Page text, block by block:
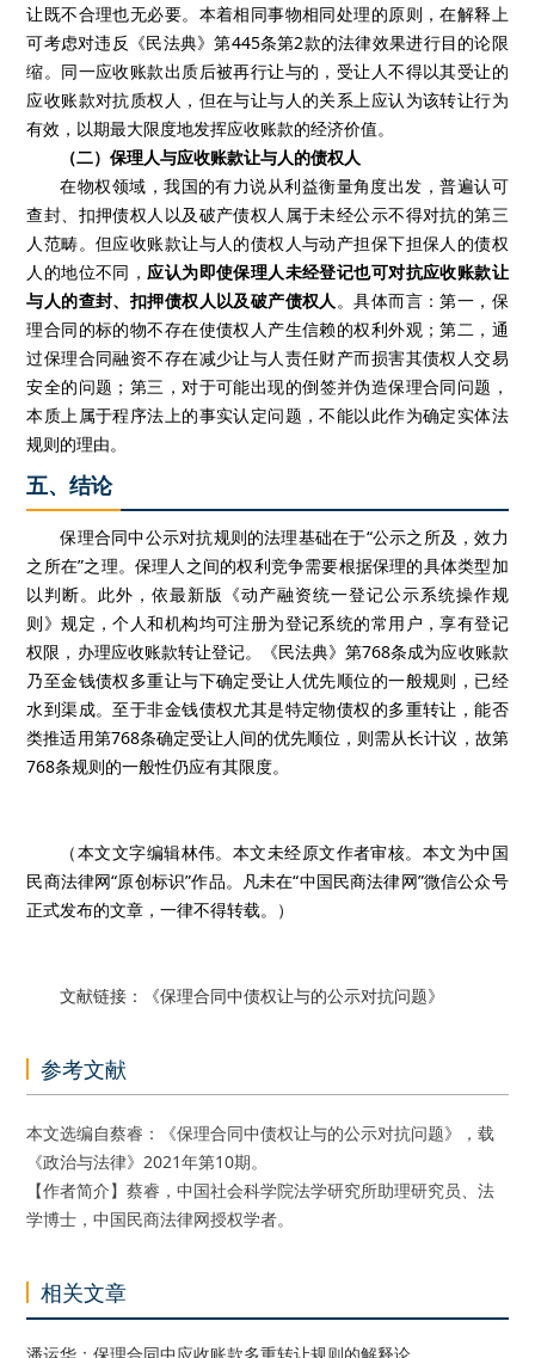
让既不合理也无必要。 本着相同事物相同处理的原则，在解释上
可考虑对违反《民法典》第445条第2款的法律效果进行目的论限
缩。同一应收账款出质后被再行让与的，受让人不得以其受让的
应收账款对抗质权人，但在与让与人的关系上应认为该转让行为
有效，以期最大限度地发挥应收账款的经济价值。
（二）保理人与应收账款让与人的债权人
在物权领域，我国的有力说从利益衡量角度出发，普遍认可
查封、扣押债权人以及破产债权人属于未经公示不得对抗的第三
人范畴。但应收账款让与人的债权人与动产担保下担保人的债权
人的地位不同，应认为即使保理人未经登记也可对抗应收账款让
与人的查封、扣押债权人以及破产债权人。具体而言：第一 ，保
理合同的标的物不存在使债权人产生信赖的权利外观； 第二，通
过保理合同融资不存在减少让与人责任财产而损害其债权人交易
安全的问题 ； 第三，对于可能出现的倒签并伪造保理合同问题，
本质上属于程序法上的事实认定问题，不能以此作为确定实体法
规则的理由。
五、结论
保理合同中公示对抗规则的法理基础在于“公示之所及，效力
之所在”之理。保理人之间的权利竞争需要根据保理的具体类型加
以判断。此外，依最新版《动产融资统一登记公示系统操作规
则》规定，个人和机构均可注册为登记系统的常用户，享有登记
权限，办理应收账款转让登记。《民法典》第768条成为应收账款
乃至金钱债权多重让与下确定受让人优先顺位的一般规则，已经
水到渠成。至于非金钱债权尤其是特定物债权的多重转让，能否
类推适用第768条确定受让人间的优先顺位，则需从长计议，故第
768条规则的一般性仍应有其限度。
（本文文字编辑林伟。 本文未经原文作者审核。 本文为中国
民商法律网“原创标识”作品。凡未在“中国民商法律网”微信公众号
正式发布的文章，一律不得转载。）
文献链接：《保理合同中债权让与的公示对抗问题》
参考文献
本文选编自蔡睿：《保理合同中债权让与的公示对抗问题》，载
《政治与法律》2021年第10期。
【作者简介】蔡睿，中国社会科学院法学研究所助理研究员、法
学博士，中国民商法律网授权学者。
相关文章